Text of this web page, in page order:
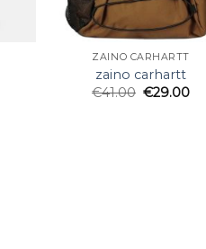
ZAINO CARHARTT
zaino carhartt
€41.00 €29.00